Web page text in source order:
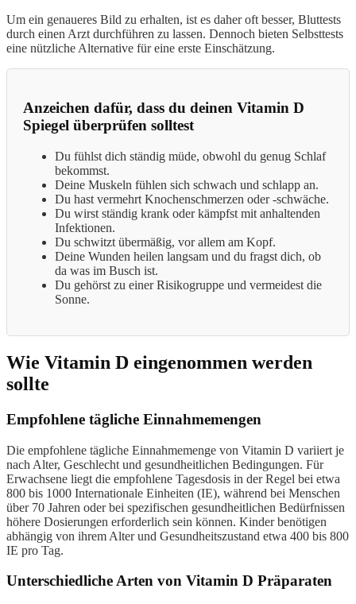
Um ein genaueres Bild zu erhalten, ist es daher oft besser, Bluttests
durch einen Arzt durchführen zu lassen. Dennoch bieten Selbsttests
eine nützliche Alternative für eine erste Einschätzung.
Anzeichen dafür, dass du deinen Vitamin D
Spiegel überprüfen solltest
Du fühlst dich ständig müde, obwohl du genug Schlaf
bekommst.
Deine Muskeln fühlen sich schwach und schlapp an.
Du hast vermehrt Knochenschmerzen oder -schwäche.
Du wirst ständig krank oder kämpfst mit anhaltenden
Infektionen.
Du schwitzt übermäßig, vor allem am Kopf.
Deine Wunden heilen langsam und du fragst dich, ob
da was im Busch ist.
Du gehörst zu einer Risikogruppe und vermeidest die
Sonne.
Wie Vitamin D eingenommen werden
sollte
Empfohlene tägliche Einnahmemengen
Die empfohlene tägliche Einnahmemenge von Vitamin D variiert je
nach Alter, Geschlecht und gesundheitlichen Bedingungen. Für
Erwachsene liegt die empfohlene Tagesdosis in der Regel bei etwa
800 bis 1000 Internationale Einheiten (IE), während bei Menschen
über 70 Jahren oder bei spezifischen gesundheitlichen Bedürfnissen
höhere Dosierungen erforderlich sein können. Kinder benötigen
abhängig von ihrem Alter und Gesundheitszustand etwa 400 bis 800
IE pro Tag.
Unterschiedliche Arten von Vitamin D Präparaten